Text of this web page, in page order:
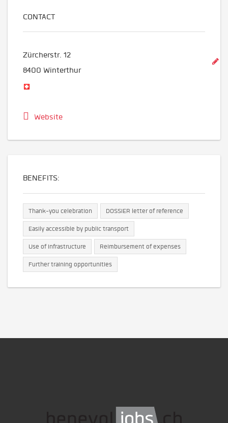
CONTACT
Zürcherstr. 12
8400 Winterthur
Website
BENEFITS:
Thank-you celebration DOSSIER letter of reference
Easily accessible by public transport
Use of infrastructure Reimbursement of expenses
Further training opportunities